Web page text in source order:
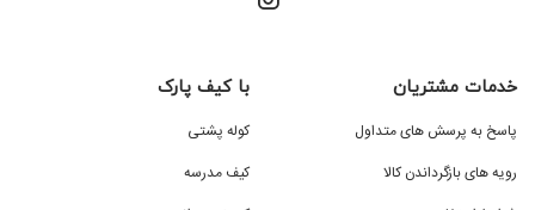
خدمات مشتریان
پاسخ به پرسش های متداول
رویه های بازگرداندن کالا
با کیف پارک
کوله پشتی
کیف مدرسه